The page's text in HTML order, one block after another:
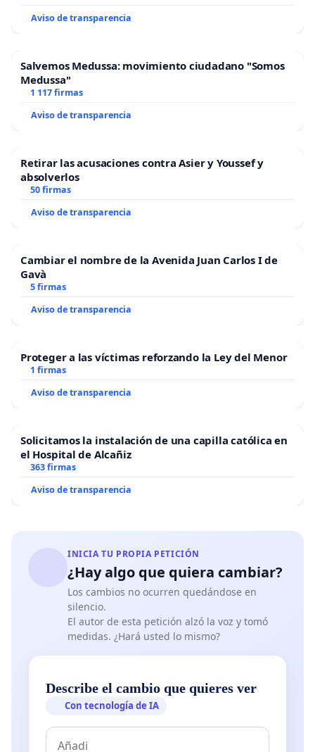
Aviso de transparencia
Salvemos Medussa: movimiento ciudadano "Somos
Medussa"
1 117 firmas
Aviso de transparencia
Retirar las acusaciones contra Asier y Youssef y
absolverlos
50 firmas
Aviso de transparencia
Cambiar el nombre de la Avenida Juan Carlos I de
Gavà
5 firmas
Aviso de transparencia
Proteger a las víctimas reforzando la Ley del Menor
1 firmas
Aviso de transparencia
Solicitamos la instalación de una capilla católica en
el Hospital de Alcañiz
363 firmas
Aviso de transparencia
INICIA TU PROPIA PETICIÓN
¿Hay algo que quiera cambiar?
Los cambios no ocurren quedándose en
silencio.
El autor de esta petición alzó la voz y tomó
medidas. ¿Hará usted lo mismo?
Describe el cambio que quieres ver
Con tecnología de IA